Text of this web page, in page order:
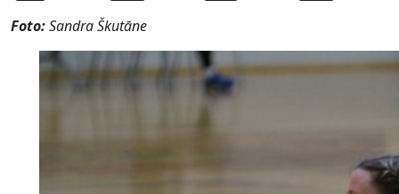
Foto:Sandra Škutāne